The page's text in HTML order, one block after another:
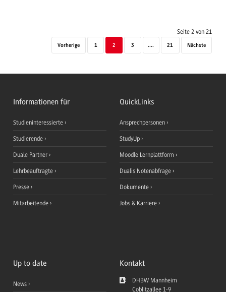
Seite 2 von 21
Vorherige 1 2 3 .... 21 Nächste
Informationen für
Studieninteressierte
Studierende
Duale Partner
Lehrbeauftragte
Presse
Mitarbeitende
QuickLinks
Ansprechpersonen
StudyUp
Moodle Lernplattform
Dualis Notenabfrage
Dokumente
Jobs & Karriere
Up to date
News
Kontakt
DHBW Mannheim
Coblitzallee 1-9